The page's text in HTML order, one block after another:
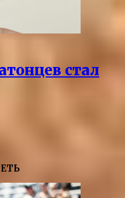
стал